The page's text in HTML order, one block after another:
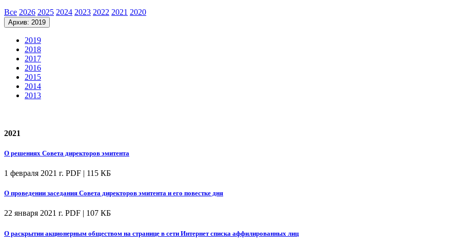
Все 2026 2025 2024 2023 2022 2021 2020
Архив: 2019
2019
2018
2017
2016
2015
2014
2013
2021
О решениях Совета директоров эмитента
1 февраля 2021 г. PDF | 115 КБ
О проведении заседания Совета директоров эмитента и его повестке дня
22 января 2021 г. PDF | 107 КБ
О раскрытии акционерным обществом на странице в сети Интернет списка аффилированных лиц